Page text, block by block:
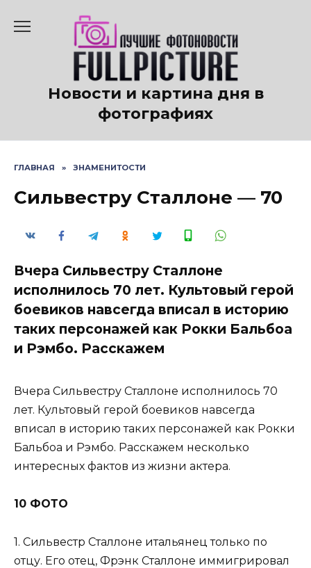
содержанию
Новости и картина дня в
фотографиях
ГЛАВНАЯ » ЗНАМЕНИТОСТИ
Сильвестру Сталлоне — 70
Вчера Сильвестру Сталлоне
исполнилось 70 лет. Культовый герой
боевиков навсегда вписал в историю
таких персонажей как Рокки Бальбоа
и Рэмбо. Расскажем
Вчера Сильвестру Сталлоне исполнилось 70
лет. Культовый герой боевиков навсегда
вписал в историю таких персонажей как Рокки
Бальбоа и Рэмбо. Расскажем несколько
интересных фактов из жизни актера.
10 ФОТО
1. Сильвестр Сталлоне итальянец только по
отцу. Его отец, Фрэнк Сталлоне иммигрировал